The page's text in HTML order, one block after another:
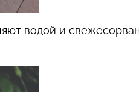
водой и